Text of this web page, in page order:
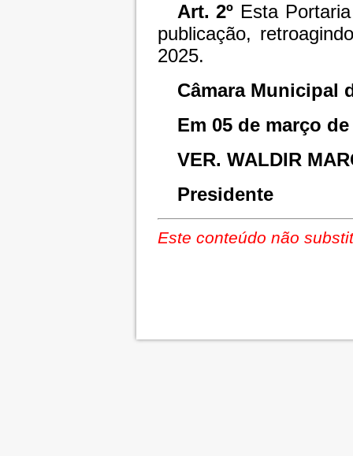
Art. 2º Esta
publicação,
2025.
Câmara Municipal
Em 05 de março de
VER. WALDIR
Presidente
Este conteúdo não